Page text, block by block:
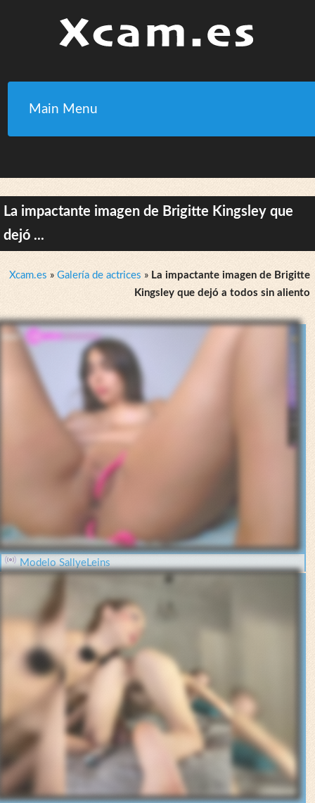
Main Menu
La impactante imagen de Brigitte Kingsley que
dejó ...
Xcam.es » Galería de actrices » La impactante imagen de Brigitte
Kingsley que dejó a todos sin aliento
Modelo SallyeLeins